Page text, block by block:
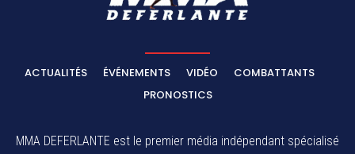
ACTUALITÉS ÉVÉNEMENTS VIDÉO
COMBATTANTS
PRONOSTICS
MMA DEFERLANTE est le premier média indépendant spécialisé